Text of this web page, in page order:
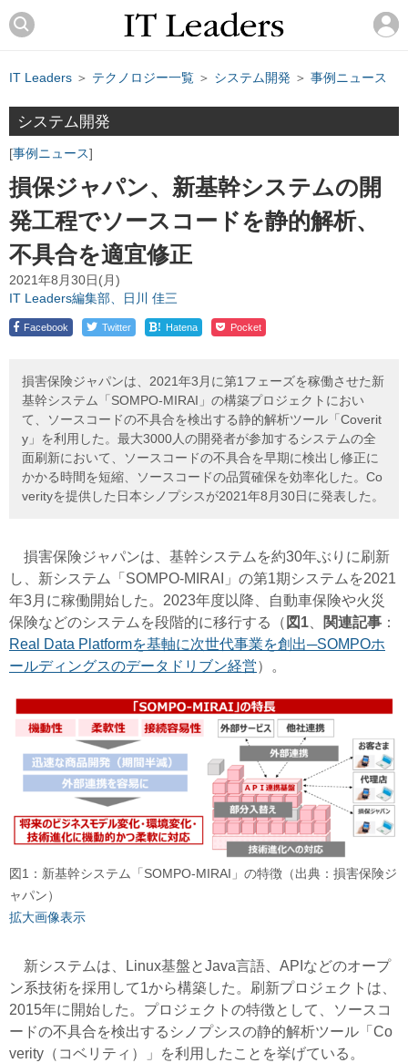
IT Leaders ＞ テクノロジー一覧 ＞ システム開発 ＞ 事例ニュース
システム開発
事例ニュース
損保ジャパン、新基幹システムの開
発工程でソースコードを静的解析、
不具合を適宜修正
2021年8月30日(月)
IT Leaders編集部、日川 佳三
Facebook Twitter ! Hatena Pocket
損害保険ジャパンは、2021年3月に第1フェーズを稼働させた新
基幹システム「SOMPO-MIRAI」の構築プロジェクトにおい
て、ソースコードの不具合を検出する静的解析ツール「Coverit
y」を利用した。最大3000人の開発者が参加するシステムの全
面刷新において、ソースコードの不具合を早期に検出し修正に
かかる時間を短縮、ソースコードの品質確保を効率化した。Co
verityを提供した日本シノプシスが2021年8月30日に発表した。
損害保険ジャパンは、基幹システムを約30年ぶりに刷新
し、新システム「SOMPO-MIRAI」の第1期システムを2021
年3月に稼働開始した。2023年度以降、自動車保険や火災
保険などのシステムを段階的に移行する（ 図1 関連記事 ：
Real Data Platformを基軸に次世代事業を創出─SOMPOホ
ールディングスのデータドリブン経営）。
図1：新基幹システム「SOMPO-MIRAI」の特徴（出典：損害保険ジ
ャパン）
拡大画像表示
新システムは、Linux基盤とJava言語、APIなどのオープ
ン系技術を採用して1から構築した。刷新プロジェクトは、
2015年に開始した。プロジェクトの特徴として、ソースコ
ードの不具合を検出するシノプシスの静的解析ツール「Co
verity（コベリティ）」を利用したことを挙げている。